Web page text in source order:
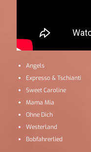
Angels
Expresso & Tschianti
Sweet Caroline
Mama Mia
Ohne Dich
Westerland
Bobfahrerlied